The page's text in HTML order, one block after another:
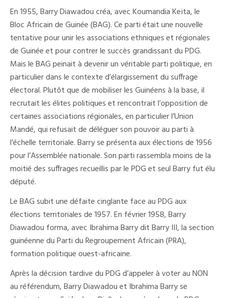
En 1955, Barry Diawadou créa, avec Koumandia Keïta, le
Bloc Africain de Guinée (BAG). Ce parti était une nouvelle
tentative pour unir les associations ethniques et régionales
de Guinée et pour contrer le succès grandissant du PDG.
Mais le BAG peinait à devenir un véritable parti politique, en
particulier dans le contexte d’élargissement du suffrage
électoral. Plutôt que de mobiliser les Guinéens à la base, il
recrutait les élites politiques et rencontrait l’opposition de
certaines associations régionales, en particulier l’Union
Mandé, qui refusait de déléguer son pouvoir au parti à
l’échelle territoriale. Barry se présenta aux élections de 1956
pour l’Assemblée nationale. Son parti rassembla moins de la
moitié des suffrages recueillis par le PDG et seul Barry fut élu
député.
Le BAG subit une défaite cinglante face au PDG aux
élections territoriales de 1957. En février 1958, Barry
Diawadou forma, avec Ibrahima Barry dit Barry III, la section
guinéenne du Parti du Regroupement Africain (PRA),
formation politique ouest-africaine.
Après la décision tardive du PDG d’appeler à voter au NON
au référendum, Barry Diawadou et Ibrahima Barry se